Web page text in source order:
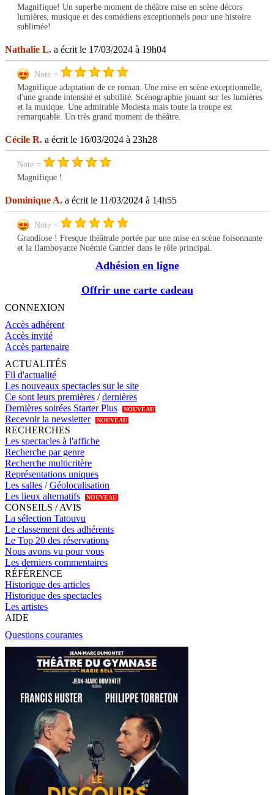
Magnifique! Un superbe moment de théâtre mise en scène décors
lumières, musique et des comédiens exceptionnels pour une histoire
sublimée!
Nathalie L. a écrit le 17/03/2024 à 19h04
Note =
Magnifique adaptation de ce roman. Une mise en scène exceptionnelle,
d'une grande intensité et subtilité. Scénographie jouant sur les lumières
et la musique. Une admirable Modesta mais toute la troupe est
remarquable. Un très grand moment de théâtre.
Cécile R. a écrit le 16/03/2024 à 23h28
Note =
Magnifique !
Dominique A. a écrit le 11/03/2024 à 14h55
Note =
Grandiose ! Fresque théâtrale portée par une mise en scène foisonnante
et la flamboyante Noémie Gantier dans le rôle principal.
Adhésion en ligne
Offrir une carte cadeau
CONNEXION
Accès adhérent
Accès invité
Accès partenaire
ACTUALITÉS
Fil d'actualité
Les nouveaux spectacles sur le site
Ce sont leurs premières /dernières
Dernières soirées Starter Plus
NOUVEAU
Recevoir la newsletter NOUVEAU
RECHERCHES
Les spectacles à l'affiche
Recherche par genre
Recherche multicritère
Représentations uniques
Les salles /Géolocalisation
Les lieux alternatifs
NOUVEAU
CONSEILS / AVIS
La sélection Tatouvu
Le classement des adhérents
Le Top 20 des réservations
Nous avons vu pour vous
Les derniers commentaires
RÉFÉRENCE
Historique des articles
Historique des spectacles
Les artistes
AIDE
Questions courantes